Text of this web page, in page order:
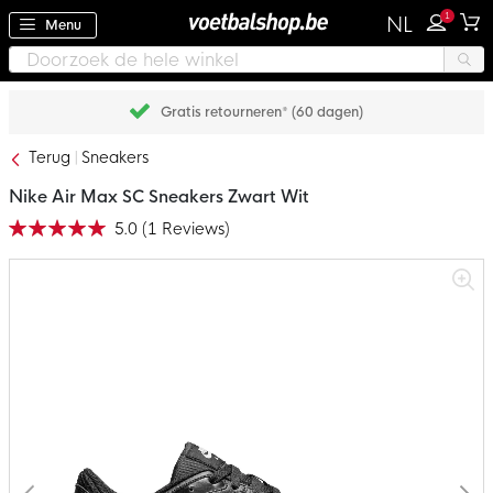
Menu NL 1
Gratis retourneren* (60 dagen)
Terug Sneakers
Nike Air Max SC Sneakers Zwart Wit
Waardering: 5.0 (1 Reviews)